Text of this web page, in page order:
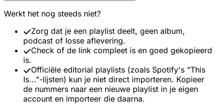
Werkt het nog steeds niet?
Zorg dat je een playlist deelt, geen album,
podcast of losse aflevering.
Check of de link compleet is en goed gekopieerd
is.
Officiële editorial playlists (zoals Spotify's "This
Is..."-lijsten) kun je niet direct importeren. Kopieer
de nummers naar een nieuwe playlist in je eigen
account en importeer die daarna.